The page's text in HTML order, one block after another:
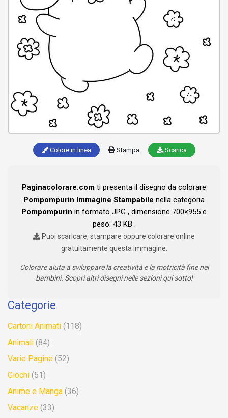
Colore in linea Stampa Scarica
Paginacolorare.com ti presenta il disegno da colorare
Pompompurin Immagine Stampabile nella categoria
Pompompurin in formato JPG , dimensione 700×955 e
peso: 43 KB .
Puoi scaricare, stampare oppure colorare online
gratuitamente questa immagine.
Colorare aiuta a sviluppare la creatività e la motricità fine nei
bambini. Scopri altri disegni nelle sezioni qui sotto!
Categorie
Cartoni Animati (118)
Animali (84)
Varie Pagine (52)
Giochi (51)
Anime e Manga (36)
Vacanze (33)